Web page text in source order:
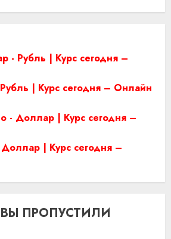
- Рубль | Курс сегодня –
| Курс сегодня – Онлайн
- Доллар | Курс сегодня –
| Курс сегодня –
ПРОПУСТИЛИ